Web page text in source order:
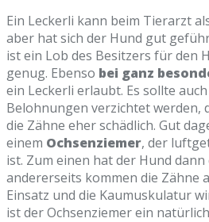
Ein Leckerli kann beim Tierarzt
aber hat sich der Hund gut
ist ein Lob des Besitzers für den
genug. Ebenso bei ganz
ein Leckerli erlaubt. Es sollte
Belohnungen verzichtet werden,
die Zähne eher schädlich. Gut
einem Ochsenziemer, der
ist. Zum einen hat der Hund
andererseits kommen die Zähne
Einsatz und die Kaumuskulatur
ist der Ochsenziemer ein